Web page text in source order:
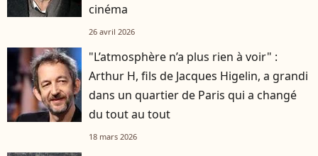
cinéma
26 avril 2026
"L’atmosphère n’a plus rien à voir" :
Arthur H, fils de Jacques Higelin, a grandi
dans un quartier de Paris qui a changé
du tout au tout
18 mars 2026